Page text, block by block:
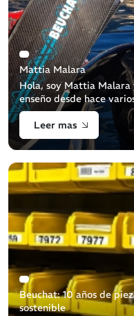
Mattia Malara
Hola, soy Mattia Malara
enseño desde hace
Leer mas
Beuchat: 10 años de
sostenible